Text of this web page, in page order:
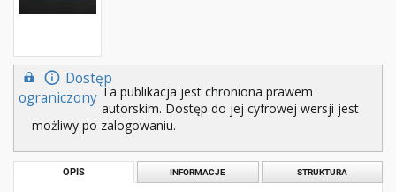
Dostęp
ograniczony Ta publikacja jest chroniona prawem
autorskim. Dostęp do jej cyfrowej wersji jest
możliwy po zalogowaniu.
OPIS INFORMACJE STRUKTURA